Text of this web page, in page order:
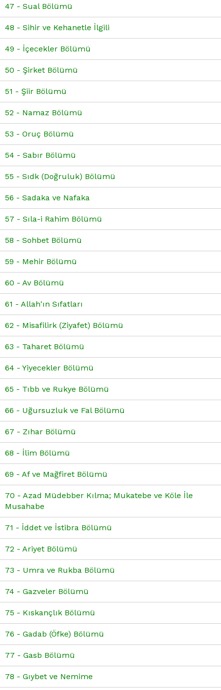
47 - Sual Bölümü
48 - Sihir ve Kehanetle İlgili
49 - İçecekler Bölümü
50 - Şirket Bölümü
51 - Şiir Bölümü
52 - Namaz Bölümü
53 - Oruç Bölümü
54 - Sabır Bölümü
55 - Sıdk (Doğruluk) Bölümü
56 - Sadaka ve Nafaka
57 - Sıla-i Rahim Bölümü
58 - Sohbet Bölümü
59 - Mehir Bölümü
60 - Av Bölümü
61 - Allah'ın Sıfatları
62 - Misafilirk (Ziyafet) Bölümü
63 - Taharet Bölümü
64 - Yiyecekler Bölümü
65 - Tıbb ve Rukye Bölümü
66 - Uğursuzluk ve Fal Bölümü
67 - Zıhar Bölümü
68 - İlim Bölümü
69 - Af ve Mağfiret Bölümü
70 - Azad Müdebber Kılma; Mukatebe ve Köle İle
Musahabe
71 - İddet ve İstibra Bölümü
72 - Ariyet Bölümü
73 - Umra ve Rukba Bölümü
74 - Gazveler Bölümü
75 - Kıskançlık Bölümü
76 - Gadab (Öfke) Bölümü
77 - Gasb Bölümü
78 - Gıybet ve Nemime